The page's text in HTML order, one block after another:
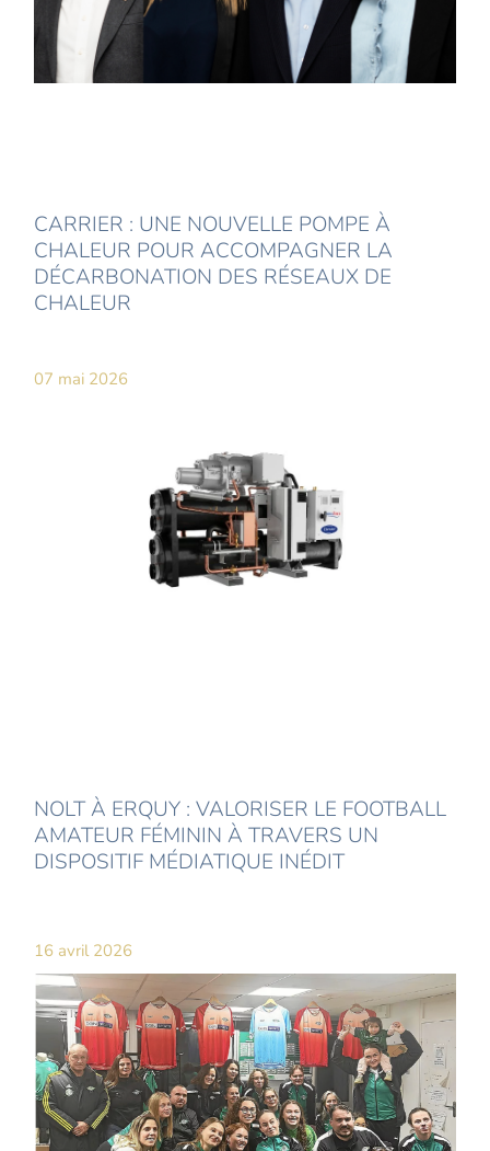
CARRIER : UNE NOUVELLE POMPE À
CHALEUR POUR ACCOMPAGNER LA
DÉCARBONATION DES RÉSEAUX DE
CHALEUR
07 mai 2026
NOLT À ERQUY : VALORISER LE FOOTBALL
AMATEUR FÉMININ À TRAVERS UN
DISPOSITIF MÉDIATIQUE INÉDIT
16 avril 2026